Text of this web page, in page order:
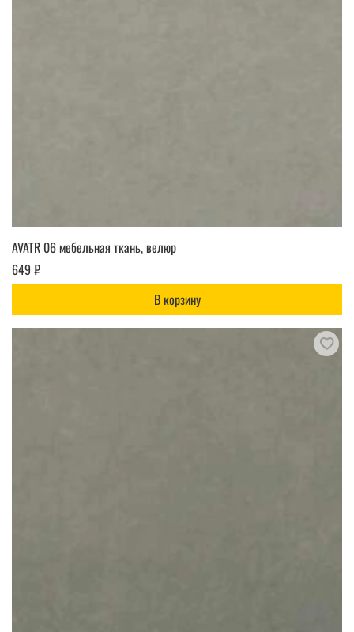
AVATR 06 мебельная ткань, велюр
649 ₽
В корзину